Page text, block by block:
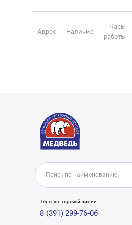
Адрес Наличие
Часы
работы
Телефон горячей линии
8 (391) 299-76-06